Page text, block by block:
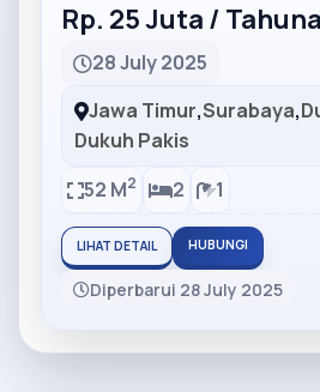
Rp. 25 Juta /
28 July 2025
Jawa Timur,Surabaya,
Dukuh Pakis
52 M2 2 1
LIHAT DETAIL HUBUNGI
Diperbarui 28 July 2025